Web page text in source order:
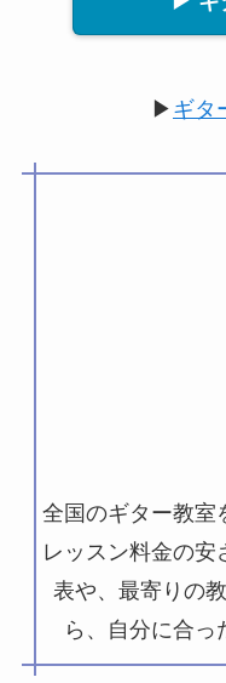
▶ ギタ
全国のギター教室
レッスン料金の安
表や、最寄りの
ら、自分に合っ